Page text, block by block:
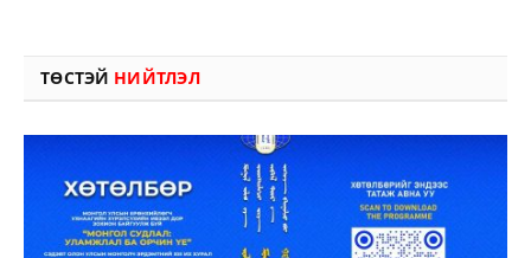
ТӨСТЭЙ НИЙТЛЭЛ